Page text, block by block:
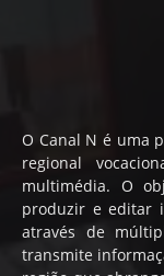
O Canal N é uma
regional
multimédia. O
produzir e editar
através de
transmite